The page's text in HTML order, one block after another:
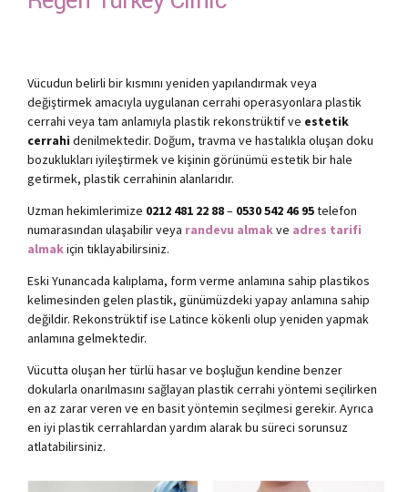
Vücudun belirli bir kısmını yeniden yapılandırmak veya
değiştirmek amacıyla uygulanan cerrahi operasyonlara plastik
cerrahi veya tam anlamıyla plastik rekonstrüktif ve estetik
cerrahi denilmektedir. Doğum, travma ve hastalıkla oluşan doku
bozuklukları iyileştirmek ve kişinin görünümü estetik bir hale
getirmek, plastik cerrahinin alanlarıdır.
Uzman hekimlerimize 0212 481 22 88– 0530 542 46 95telefon
numarasından ulaşabilir veya randevu almakve adres tarifi
almakiçin tıklayabilirsiniz.
Eski Yunancada kalıplama, form verme anlamına sahip plastikos
kelimesinden gelen plastik, günümüzdeki yapay anlamına sahip
değildir. Rekonstrüktif ise Latince kökenli olup yeniden yapmak
anlamına gelmektedir.
Vücutta oluşan her türlü hasar ve boşluğun kendine benzer
dokularla onarılmasını sağlayan plastik cerrahi yöntemi seçilirken
en az zarar veren ve en basit yöntemin seçilmesi gerekir. Ayrıca
en iyi plastik cerrahlardan yardım alarak bu süreci sorunsuz
atlatabilirsiniz.